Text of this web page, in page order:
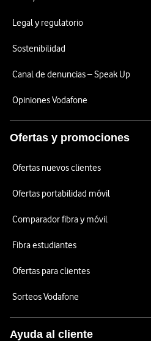
Legal y regulatorio
Sostenibilidad
Canal de denuncias – Speak Up
Opiniones Vodafone
Ofertas y promociones
Ofertas nuevos clientes
Ofertas portabilidad móvil
Comparador fibra y móvil
Fibra estudiantes
Ofertas para clientes
Sorteos Vodafone
Ayuda al cliente